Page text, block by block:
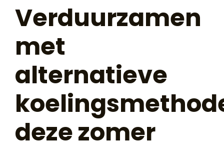
Verduurzamen
met
alternatieve
deze zomer